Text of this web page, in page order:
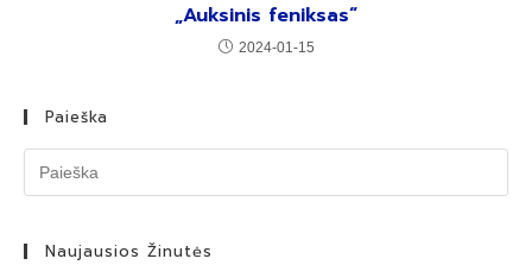
„Auksinis feniksas“
2024-01-15
Paieška
Naujausios Žinutės